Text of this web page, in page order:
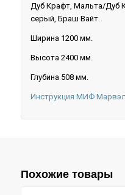
Дуб Крафт, Мальта/Дуб
серый, Браш Вайт.
Ширина 1200 мм.
Высота 2400 мм.
Глубина 508 мм.
Инструкция МИФ
Похожие товары